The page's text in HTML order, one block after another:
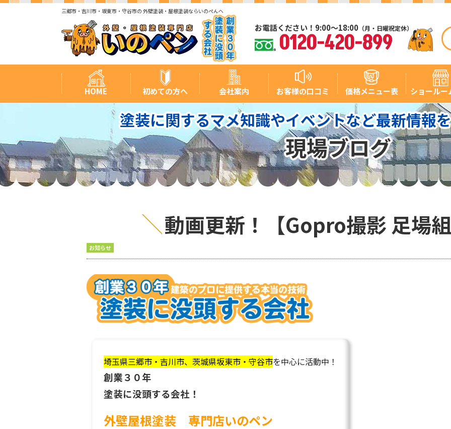
三郷市・吉川市・坂東市・守谷市の 外壁塗装・屋根塗装ならいのぺんへ
お電話ください！9:00～18:00 （月・日曜祝定休）
0120-420-899
HOME 初めての方へ 会社案内 お客様の口コミ 価格メニュー表 ショールー
塗装に関するマメ知識やイベントなど最新情報
現場ブログ
動画更新！【Gopro撮影 足場
お知らせ
埼玉県三郷市・吉川市、茨城県坂東市・守谷市を中心に活動中！
創業３０年
塗装に没頭する会社！
外壁屋根塗装 専門店いのペン